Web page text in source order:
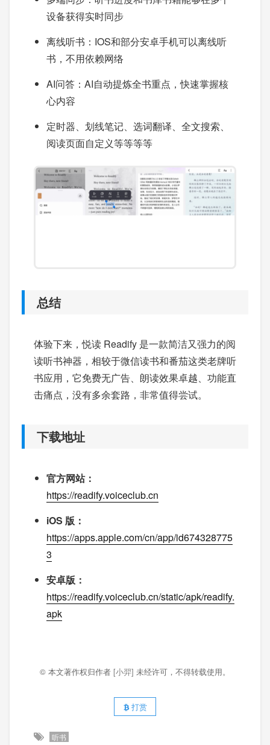
设备获得实时同步
离线听书：IOS和部分安卓手机可以离线听
书，不用依赖网络
AI问答：AI自动提炼全书重点，快速掌握核
心内容
定时器、划线笔记、选词翻译、全文搜索、
阅读页面自定义等等等等
总结
体验下来，悦读 Readify 是一款简洁又强力的阅
读听书神器，相较于微信读书和番茄这类老牌听
书应用，它免费无广告、朗读效果卓越、功能直
击痛点，没有多余套路，非常值得尝试。
下载地址
官方网站：
https://readify.voiceclub.cn
iOS 版：
https://apps.apple.com/cn/app/id674328775
3
安卓版：
https://readify.voiceclub.cn/static/apk/readify.
apk
© 本文著作权归作者 [小羿] 未经许可，不得转载使用。
打赏
听书